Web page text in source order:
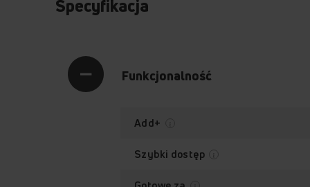
Specyfikacja
Funkcjonalność
Add+
Szybki dostęp